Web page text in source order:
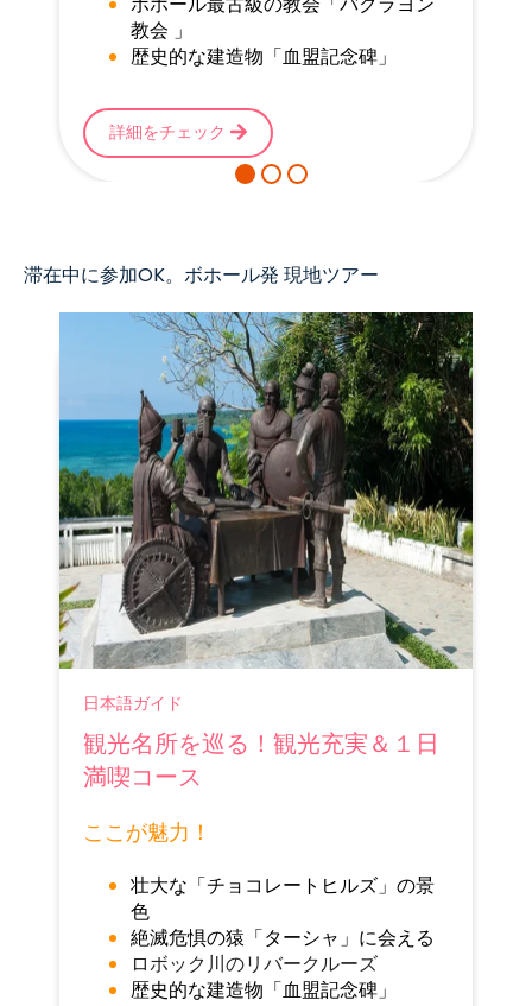
教会 」
歴史的な建造物「血盟記念碑」
詳細をチェック
滞在中に参加OK。ボホール発 現地ツアー
日本語ガイド
観光名所を巡る！観光充実＆１日
満喫コース
ここが魅力！
壮大な「チョコレートヒルズ」の景
色
絶滅危惧の猿「ターシャ」に会える
ロボック川のリバークルーズ
歴史的な建造物「血盟記念碑」